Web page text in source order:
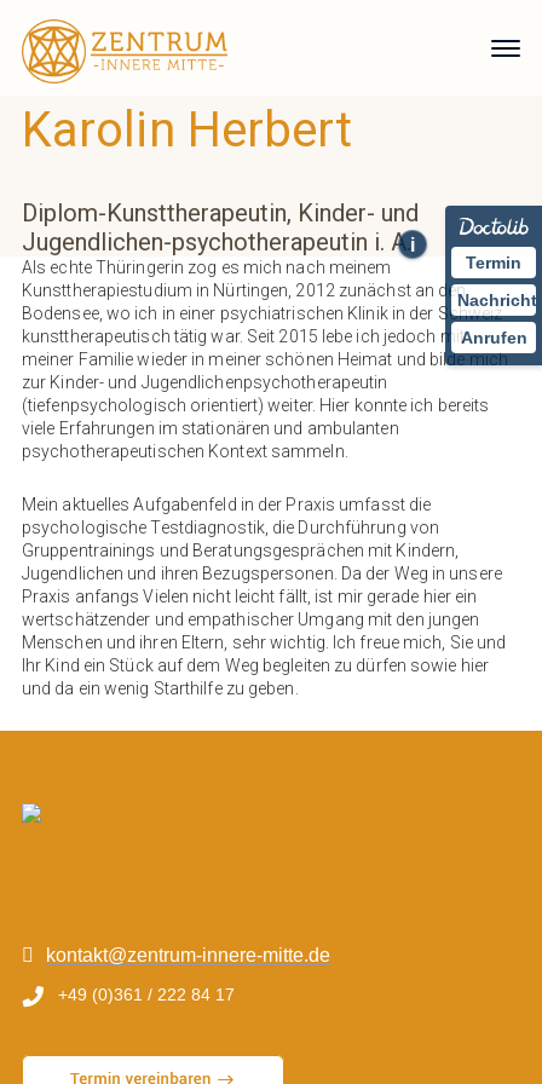
Termin
Nachricht
Anrufen
i
Karolin Herbert
Diplom-Kunsttherapeutin, Kinder- und
Jugendlichen-psychotherapeutin i. A.
Als echte Thüringerin zog es mich nach meinem
Kunsttherapiestudium in Nürtingen, 2012 zunächst an den
Bodensee, wo ich in einer psychiatrischen Klinik in der Schweiz
kunsttherapeutisch tätig war. Seit 2015 lebe ich jedoch mit
meiner Familie wieder in meiner schönen Heimat und bilde mich
zur Kinder- und Jugendlichenpsychotherapeutin
(tiefenpsychologisch orientiert) weiter. Hier konnte ich bereits
viele Erfahrungen im stationären und ambulanten
psychotherapeutischen Kontext sammeln.
Mein aktuelles Aufgabenfeld in der Praxis umfasst die
psychologische Testdiagnostik, die Durchführung von
Gruppentrainings und Beratungsgesprächen mit Kindern,
Jugendlichen und ihren Bezugspersonen. Da der Weg in unsere
Praxis anfangs Vielen nicht leicht fällt, ist mir gerade hier ein
wertschätzender und empathischer Umgang mit den jungen
Menschen und ihren Eltern, sehr wichtig. Ich freue mich, Sie und
Ihr Kind ein Stück auf dem Weg begleiten zu dürfen sowie hier
und da ein wenig Starthilfe zu geben.
kontakt@zentrum-innere-mitte.de
+49 (0)361 / 222 84 17